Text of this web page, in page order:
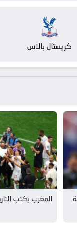
كريستال بالاس
المغرب يكتب